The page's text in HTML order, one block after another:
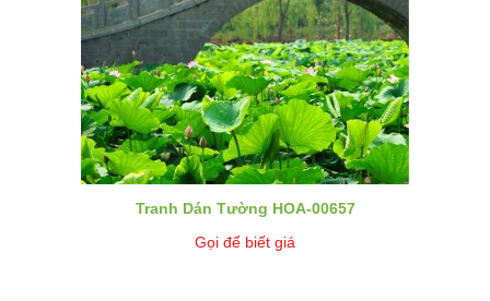
Tranh Dán Tường HOA-00657
Gọi để biết giá